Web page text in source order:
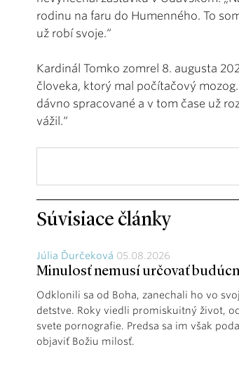
rodinu na faru do Humenného. To
už robí svoje.“
Kardinál Tomko zomrel 8. augusta
človeka, ktorý mal počítačový
dávno spracované a v tom čase už
vážil.“
Súvisiace články
Júlia Ďurčeková 05.08.2026
Minulosť nemusí určovať
Odklonili sa od Boha, zanechali ho vo
detstve. Roky viedli promiskuitný život,
svete pornografie. Predsa sa im však
objaviť Božiu milosť.